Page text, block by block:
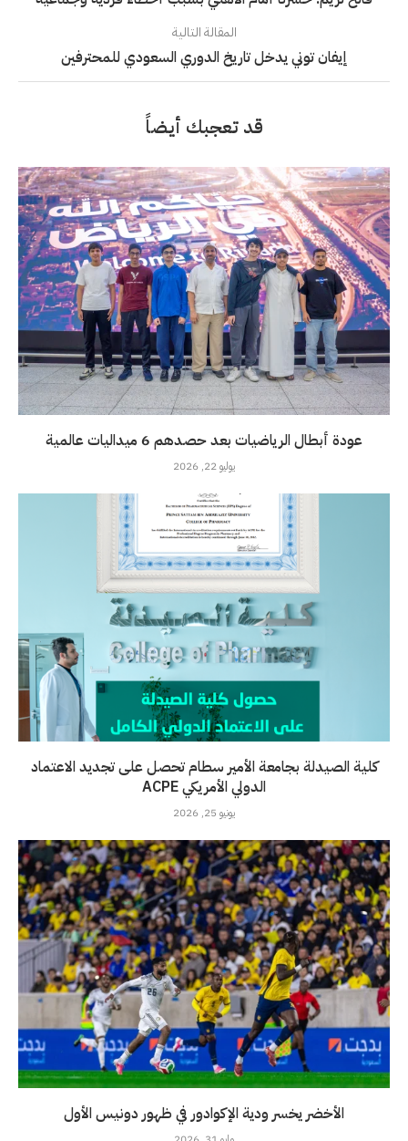
المقالة التالية
إيفان توني يدخل تاريخ الدوري السعودي للمحترفين
قد تعجبك أيضاً
عودة أبطال الرياضيات بعد حصدهم 6 ميداليات عالمية
يوليو 22, 2026
كلية الصيدلة بجامعة الأمير سطام تحصل على تجديد الاعتماد
الدولي الأمريكي ACPE
يونيو 25, 2026
الأخضر يخسر ودية الإكوادور في ظهور دونيس الأول